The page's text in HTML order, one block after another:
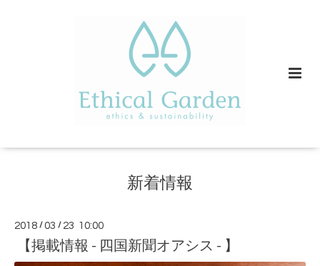
新着情報
2018 /03 / 23 10:00
【掲載情報 - 四国新聞オアシス - 】